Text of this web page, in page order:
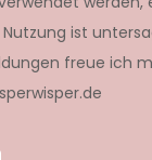
ist
freue ich